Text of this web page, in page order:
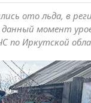
ото льда, в
момент
по Иркутской